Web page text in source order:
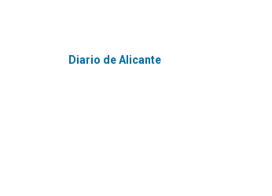
Diario de Alicante